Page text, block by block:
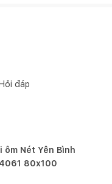
Hỏi đáp
ôm Nét Yên Bình
80x100